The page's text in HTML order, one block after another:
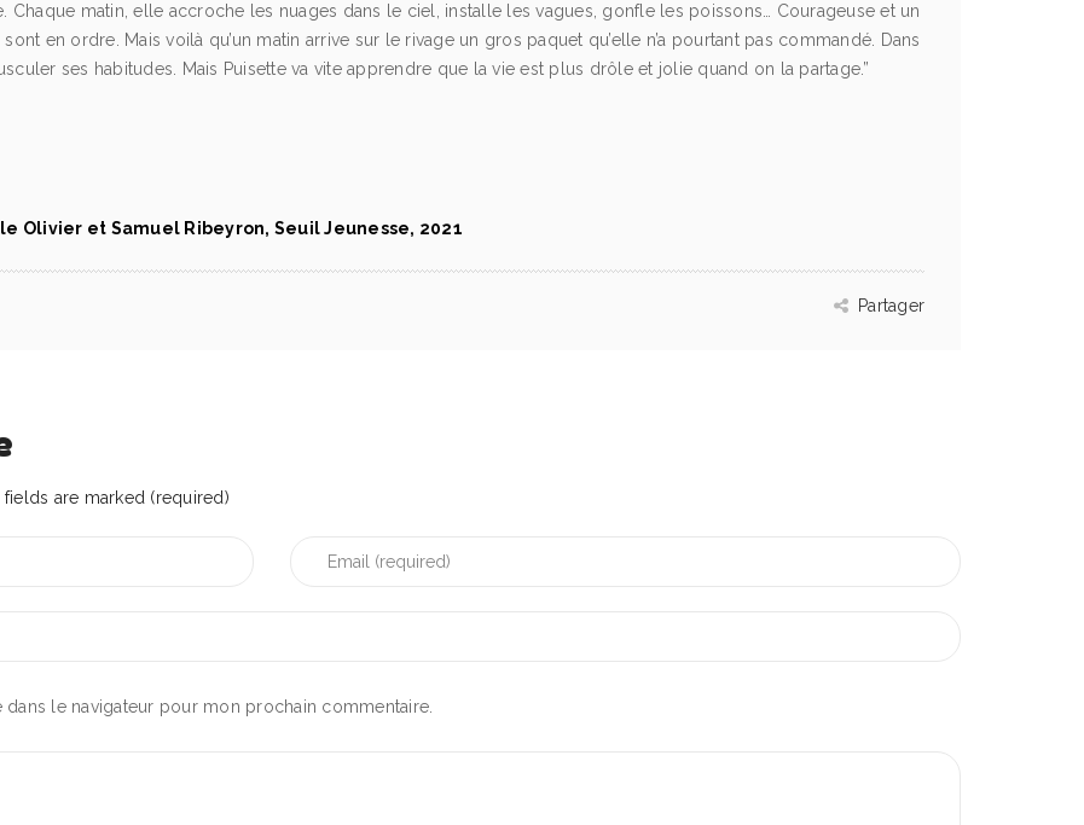
Chaque matin, elle accroche les nuages dans le ciel, installe les vagues, gonfle les poissons… Courageuse et un
en ordre. Mais voilà qu’un matin arrive sur le rivage un gros paquet qu’elle n’a pourtant pas commandé. Dans
ses habitudes. Mais Puisette va vite apprendre que la vie est plus drôle et jolie quand on la partage.”
Olivier et Samuel Ribeyron, Seuil Jeunesse, 2021
Partager
fields are marked (required)
le navigateur pour mon prochain commentaire.